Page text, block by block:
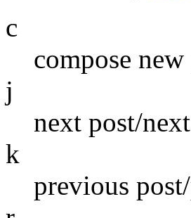
c
compose
j
next post/
k
previous